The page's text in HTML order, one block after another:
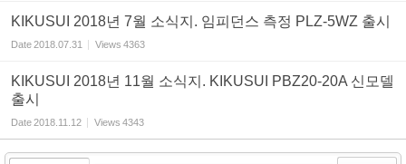
KIKUSUI 2018년 7월 소식지. 임피던스 측정 PLZ-5WZ 출시
Date2018.07.31 Views 4363
KIKUSUI 2018년 11월 소식지. KIKUSUI PBZ20-20A 신모델
출시
Date2018.11.12 Views 4343